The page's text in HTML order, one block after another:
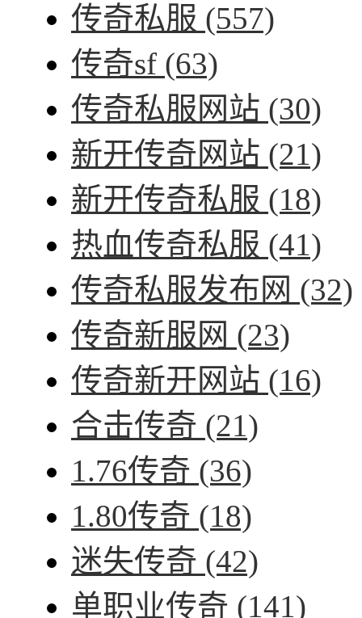
传奇私服 (557)
传奇sf (63)
传奇私服网站 (30)
新开传奇网站 (21)
新开传奇私服 (18)
热血传奇私服 (41)
传奇私服发布网 (32)
传奇新服网 (23)
传奇新开网站 (16)
合击传奇 (21)
1.76传奇 (36)
1.80传奇 (18)
迷失传奇 (42)
单职业传奇 (141)